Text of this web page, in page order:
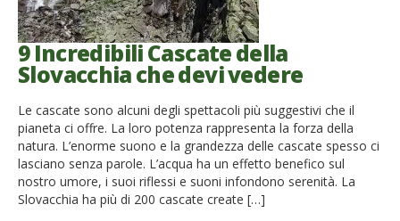
9 Incredibili Cascate della
Slovacchia che devi vedere
Le cascate sono alcuni degli spettacoli più suggestivi che il
pianeta ci offre. La loro potenza rappresenta la forza della
natura. L’enorme suono e la grandezza delle cascate spesso ci
lasciano senza parole. L’acqua ha un effetto benefico sul
nostro umore, i suoi riflessi e suoni infondono serenità. La
Slovacchia ha più di 200 cascate create […]